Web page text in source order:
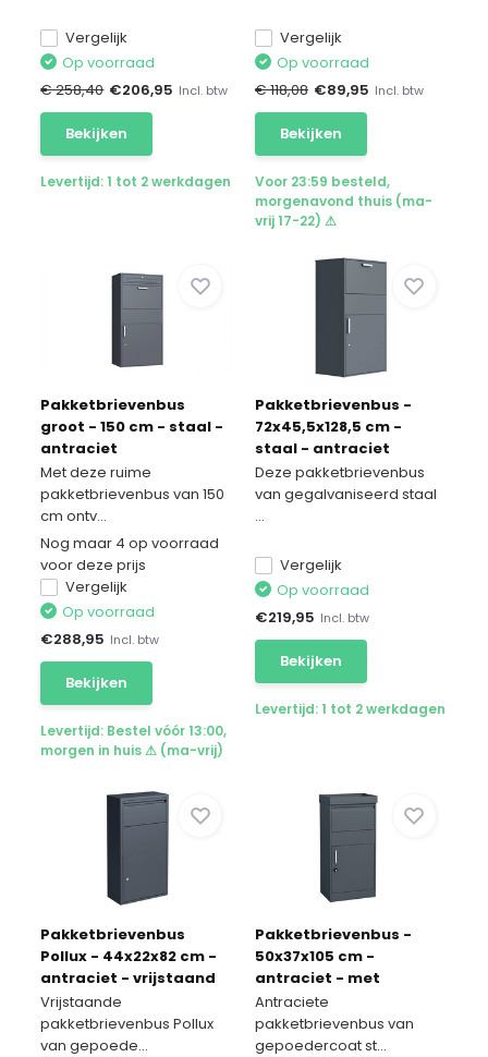
Vergelijk
Op voorraad
€ 258,40 €206,95 Incl. btw
Bekijken
Levertijd: 1 tot 2 werkdagen
Vergelijk
Op voorraad
€ 118,08 €89,95 Incl. btw
Bekijken
Voor 23:59 besteld,
morgenavond thuis (ma-
vrij 17-22) ⚠
Pakketbrievenbus
groot - 150 cm - staal -
antraciet
Met deze ruime
pakketbrievenbus van 150
cm ontv...
Nog maar 4 op voorraad
voor deze prijs
Vergelijk
Op voorraad
€288,95 Incl. btw
Bekijken
Levertijd: Bestel vóór 13:00,
morgen in huis ⚠ (ma-vrij)
Pakketbrievenbus -
72x45,5x128,5 cm -
staal - antraciet
Deze pakketbrievenbus
van gegalvaniseerd staal
...
Vergelijk
Op voorraad
€219,95 Incl. btw
Bekijken
Levertijd: 1 tot 2 werkdagen
Pakketbrievenbus
Pollux - 44x22x82 cm -
antraciet - vrijstaand
Vrijstaande
pakketbrievenbus Pollux
van gepoede...
Pakketbrievenbus -
50x37x105 cm -
antraciet - met
plantenbak
Antraciete
pakketbrievenbus van
gepoedercoat st...